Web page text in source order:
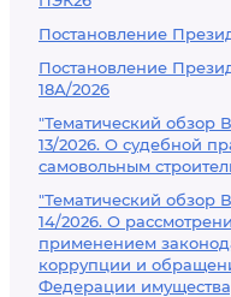
Постановление
Постановление
18А/2026
"Тематический обзор
13/2026. О судебной
самовольным
"Тематический обзор
14/2026. О
применением
коррупции и
Федерации